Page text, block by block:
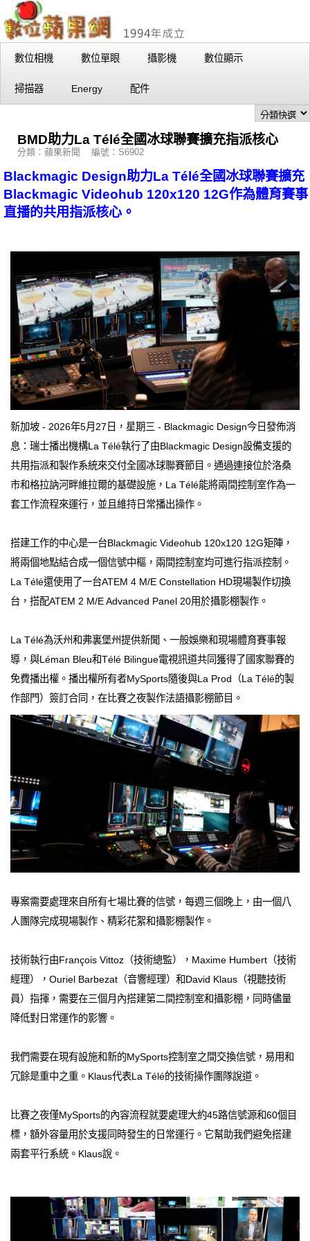
數位相機 數位單眼 攝影機 數位顯示
掃描器 Energy 配件
BMD助力La Télé全國冰球聯賽擴充指派核心
分類：蘋果新聞 編號：S6902
Blackmagic Design助力La Télé全國冰球聯賽擴充
Blackmagic Videohub 120x120 12G作為體育賽事
直播的共用指派核心。
新加坡 - 2026年5月27日，星期三 - Blackmagic Design今日發佈消
息：瑞士播出機構La Télé執行了由Blackmagic Design設備支援的
共用指派和製作系統來交付全國冰球聯賽節目。通過連接位於洛桑
市和格拉訥河畔維拉爾的基礎設施，La Télé能將兩間控制室作為一
套工作流程來運行，並且維持日常播出操作。
搭建工作的中心是一台Blackmagic Videohub 120x120 12G矩陣，
將兩個地點結合成一個信號中樞，兩間控制室均可進行指派控制。
La Télé還使用了一台ATEM 4 M/E Constellation HD現場製作切換
台，搭配ATEM 2 M/E Advanced Panel 20用於攝影棚製作。
La Télé為沃州和弗裏堡州提供新聞、一般娛樂和現場體育賽事報
導，與Léman Bleu和Télé Bilingue電視訊道共同獲得了國家聯賽的
免費播出權。播出權所有者MySports隨後與La Prod（La Télé的製
作部門）簽訂合同，在比賽之夜製作法語攝影棚節目。
專案需要處理來自所有七場比賽的信號，每週三個晚上，由一個八
人團隊完成現場製作、精彩花絮和攝影棚製作。
技術執行由François Vittoz（技術總監），Maxime Humbert（技術
經理），Ouriel Barbezat（音響經理）和David Klaus（視聽技術
員）指揮，需要在三個月內搭建第二間控制室和攝影棚，同時儘量
降低對日常運作的影響。
我們需要在現有設施和新的MySports控制室之間交換信號，易用和
冗餘是重中之重。Klaus代表La Télé的技術操作團隊說道。
比賽之夜僅MySports的內容流程就要處理大約45路信號源和60個目
標，額外容量用於支援同時發生的日常運行。它幫助我們避免搭建
兩套平行系統。Klaus說。